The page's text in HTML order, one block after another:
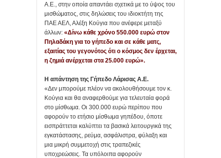
Α.Ε., στην οποία απαντάει σχετικά με το ύψος του
μισθώματος, στις δηλώσεις του ιδιοκτήτη της
ΠΑΕ ΑΕΛ, Αλέξη Κούγια που ανέφερε μεταξύ
άλλων: «Δίνω κάθε χρόνο 550.000 ευρώ στον
Πηλαδάκη για το γήπεδο και σε κάθε ματς,
εξαιτίας του γεγονότος ότι ο κόσμος δεν έρχεται,
η ζημιά ανέρχεται στα 25.000 ευρώ».
Η απάντηση της Γήπεδο Λάρισας Α.Ε.
«Δεν μπορούμε πλέον να ακολουθήσουμε τον κ.
Κούγια και θα αναφερθούμε για τελευταία φορά
στο μίσθωμα. Οι 300.000 ευρώ περίπου που
αφορούν το ετήσιο μίσθωμα γηπέδου, όποτε
εισπράττεται καλύπτει τα βασικά λειτουργικά της
εγκατάστασης, ρεύμα, ασφάλιστρα, φύλαξη και
μια μικρή συμμετοχή στις τραπεζικές
υποχρεώσεις. Τα υπόλοιπα αφορούν